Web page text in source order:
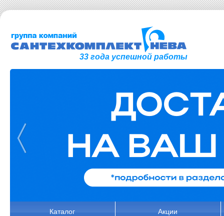
33 года успешной работы
Каталог Акции